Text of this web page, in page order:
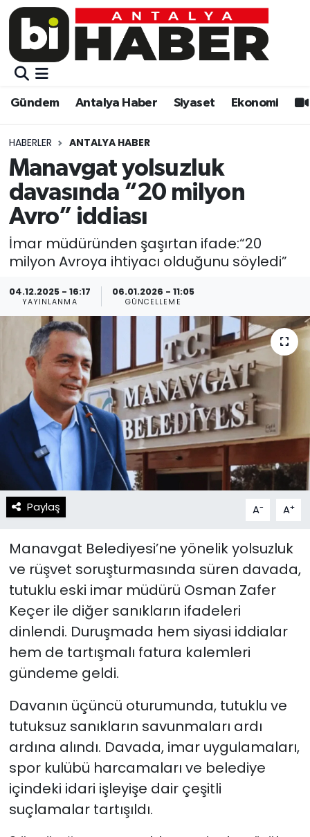
Gündem Antalya Haber Siyaset Ekonomi
HABERLER ANTALYA HABER
Manavgat yolsuzluk
davasında “20 milyon
Avro” iddiası
İmar müdüründen şaşırtan ifade:“20
milyon Avroya ihtiyacı olduğunu söyledi”
04.12.2025 - 16:17
YAYINLANMA
06.01.2026 - 11:05
GÜNCELLEME
Paylaş A- A+
Manavgat Belediyesi’ne yönelik yolsuzluk
ve rüşvet soruşturmasında süren davada,
tutuklu eski imar müdürü Osman Zafer
Keçer ile diğer sanıkların ifadeleri
dinlendi. Duruşmada hem siyasi iddialar
hem de tartışmalı fatura kalemleri
gündeme geldi.
Davanın üçüncü oturumunda, tutuklu ve
tutuksuz sanıkların savunmaları ardı
ardına alındı. Davada, imar uygulamaları,
spor kulübü harcamaları ve belediye
içindeki idari işleyişe dair çeşitli
suçlamalar tartışıldı.
Gündem
Siyaset
Video
Eğitim
Kültür-sanat
Sağlık
Spor
Teknoloji
Resmi İlanlar
Gündem
Siyaset
Ekonomi
Kültür-sanat
Sağlık
Spor
Teknoloji
Yaşam
Künye
Gizlilik Sözleşmesi
İletişim
Muratpaşa Nöbetçi Eczaneler
Muratpaşa Trafik Yoğunluk Haritası
Süper Lig Puan Durumu ve Fikstür
Tüm Manşetler
Son Dakika Haberleri
Haber Arşivi